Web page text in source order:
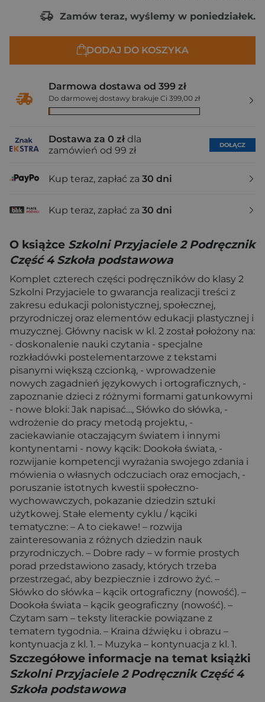
Zamów teraz, wyślemy w poniedziałek.
DODAJ DO KOSZYKA
Darmowa dostawa od 399 zł
Do darmowej dostawy brakuje Ci 399,00 zł
Dostawa za 0 zł dla
zamówień od 99 zł
DOŁĄCZ
Kup teraz, zapłać za 30 dni
Kup teraz, zapłać za 30 dni
O książce Szkolni Przyjaciele 2 Podręcznik
Część 4 Szkoła podstawowa
Komplet czterech części podręczników do klasy 2
Szkolni Przyjaciele to gwarancja realizacji treści z
zakresu edukacji polonistycznej, społecznej,
przyrodniczej oraz elementów edukacji plastycznej i
muzycznej. Główny nacisk w kl. 2 został położony na:
- doskonalenie nauki czytania - specjalne
rozkładówki postelementarzowe z tekstami
pisanymi większą czcionką, - wprowadzenie
nowych zagadnień językowych i ortograficznych, -
zapoznanie dzieci z różnymi formami gatunkowymi
- nowe bloki: Jak napisać…, Słówko do słówka, -
wdrożenie do pracy metodą projektu, -
zaciekawianie otaczającym światem i innymi
kontynentami - nowy kącik: Dookoła świata, -
rozwijanie kompetencji wyrażania swojego zdania i
mówienia o własnych odczuciach oraz emocjach, -
poruszanie istotnych kwestii społeczno-
wychowawczych, pokazanie dziedzin sztuki
użytkowej. Stałe elementy cyklu / kąciki
tematyczne: – A to ciekawe! – rozwija
zainteresowania z różnych dziedzin nauk
przyrodniczych. – Dobre rady – w formie prostych
porad przedstawiono zasady, których trzeba
przestrzegać, aby bezpiecznie i zdrowo żyć. –
Słówko do słówka – kącik ortograficzny (nowość). –
Dookoła świata – kącik geograficzny (nowość). –
Czytam sam – teksty literackie powiązane z
tematem tygodnia. – Kraina dźwięku i obrazu –
kontynuacja z kl. 1. – Muzyka – kontynuacja z kl. 1.
Szczegółowe informacje na temat książki
Szkolni Przyjaciele 2 Podręcznik Część 4
Szkoła podstawowa